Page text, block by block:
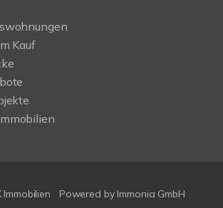
Kauf
Immobilien Powered by Immonia GmbH